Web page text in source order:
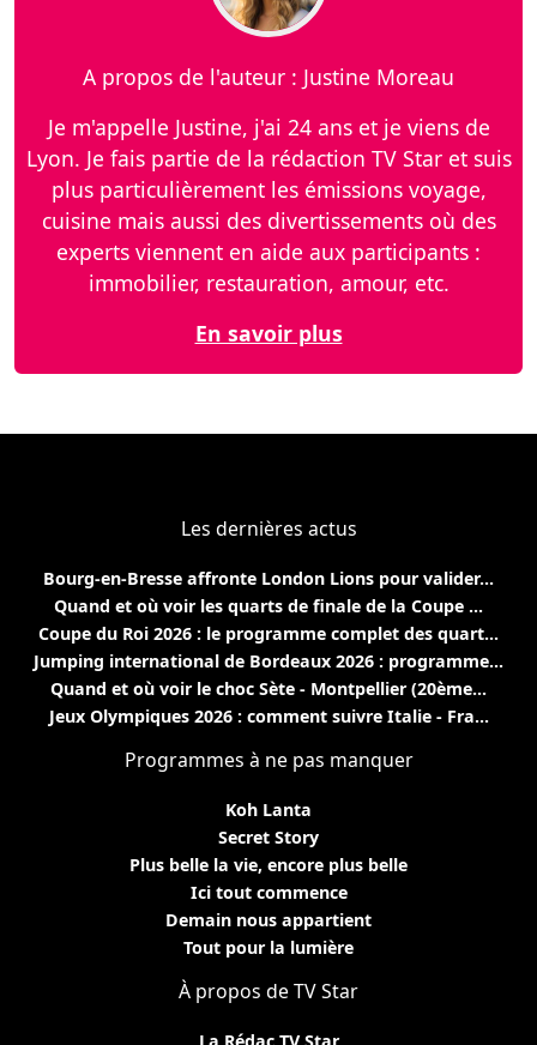
A propos de l'auteur : Justine Moreau
Je m'appelle Justine, j'ai 24 ans et je viens de
Lyon. Je fais partie de la rédaction TV Star et suis
plus particulièrement les émissions voyage,
cuisine mais aussi des divertissements où des
experts viennent en aide aux participants :
immobilier, restauration, amour, etc.
En savoir plus
Les dernières actus
Bourg-en-Bresse affronte London Lions pour valider...
Quand et où voir les quarts de finale de la Coupe ...
Coupe du Roi 2026 : le programme complet des quart...
Jumping international de Bordeaux 2026 : programme...
Quand et où voir le choc Sète - Montpellier (20ème...
Jeux Olympiques 2026 : comment suivre Italie - Fra...
Programmes à ne pas manquer
Koh Lanta
Secret Story
Plus belle la vie, encore plus belle
Ici tout commence
Demain nous appartient
Tout pour la lumière
À propos de TV Star